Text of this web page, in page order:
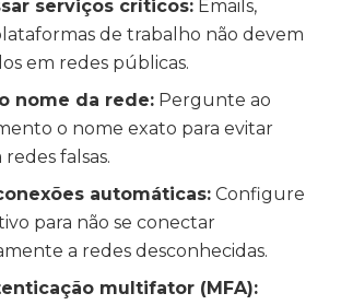
serviços críticos: Emails,
de trabalho não devem
em redes públicas.
nome da rede: Pergunte ao
o nome exato para evitar
falsas.
automáticas: Configure
para não se conectar
a redes desconhecidas.
multifator (MFA):